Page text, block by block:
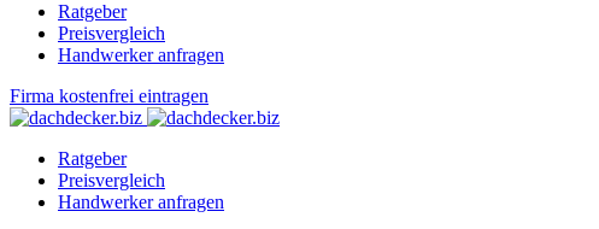
Ratgeber
Preisvergleich
Handwerker anfragen
Firma kostenfrei eintragen
Ratgeber
Preisvergleich
Handwerker anfragen